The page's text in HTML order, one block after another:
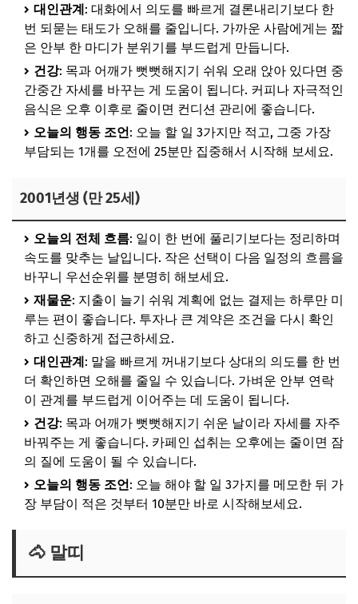
대인관계: 대화에서 의도를 빠르게 결론내리기보다 한
번 되묻는 태도가 오해를 줄입니다. 가까운 사람에게는 짧
은 안부 한 마디가 분위기를 부드럽게 만듭니다.
건강: 목과 어깨가 뻣뻣해지기 쉬워 오래 앉아 있다면 중
간중간 자세를 바꾸는 게 도움이 됩니다. 커피나 자극적인
음식은 오후 이후로 줄이면 컨디션 관리에 좋습니다.
오늘의 행동 조언: 오늘 할 일 3가지만 적고, 그중 가장
부담되는 1개를 오전에 25분만 집중해서 시작해 보세요.
2001년생 (만 25세)
오늘의 전체 흐름: 일이 한 번에 풀리기보다는 정리하며
속도를 맞추는 날입니다. 작은 선택이 다음 일정의 흐름을
바꾸니 우선순위를 분명히 해보세요.
재물운: 지출이 늘기 쉬워 계획에 없는 결제는 하루만 미
루는 편이 좋습니다. 투자나 큰 계약은 조건을 다시 확인
하고 신중하게 접근하세요.
대인관계: 말을 빠르게 꺼내기보다 상대의 의도를 한 번
더 확인하면 오해를 줄일 수 있습니다. 가벼운 안부 연락
이 관계를 부드럽게 이어주는 데 도움이 됩니다.
건강: 목과 어깨가 뻣뻣해지기 쉬운 날이라 자세를 자주
바꿔주는 게 좋습니다. 카페인 섭취는 오후에는 줄이면 잠
의 질에 도움이 될 수 있습니다.
오늘의 행동 조언: 오늘 해야 할 일 3가지를 메모한 뒤 가
장 부담이 적은 것부터 10분만 바로 시작해보세요.
🐴 말띠